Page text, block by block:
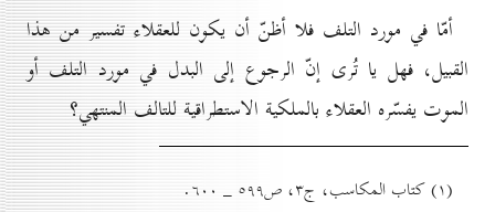
أمّا في مورد التلف فلا أظنّ أن يكون للعقلاء تفسير من هذا
القبيل، فهل يا تُرى إنّ الرجوع إلى البدل في مورد التلف أو
الموت يفسّره العقلاء بالملكية الاستطراقية للتالف المنتهي؟
(۱) کتاب المکاسب، ج۳، ص٥۹۹ _ ٦٠٠.